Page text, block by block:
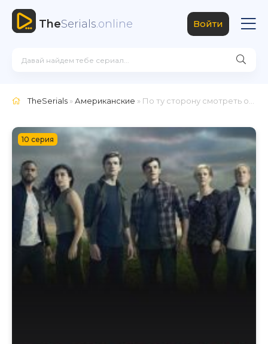
TheSerials.online Войти
TheSerials »Американские » По ту сторону смотреть онлайн
10 серия